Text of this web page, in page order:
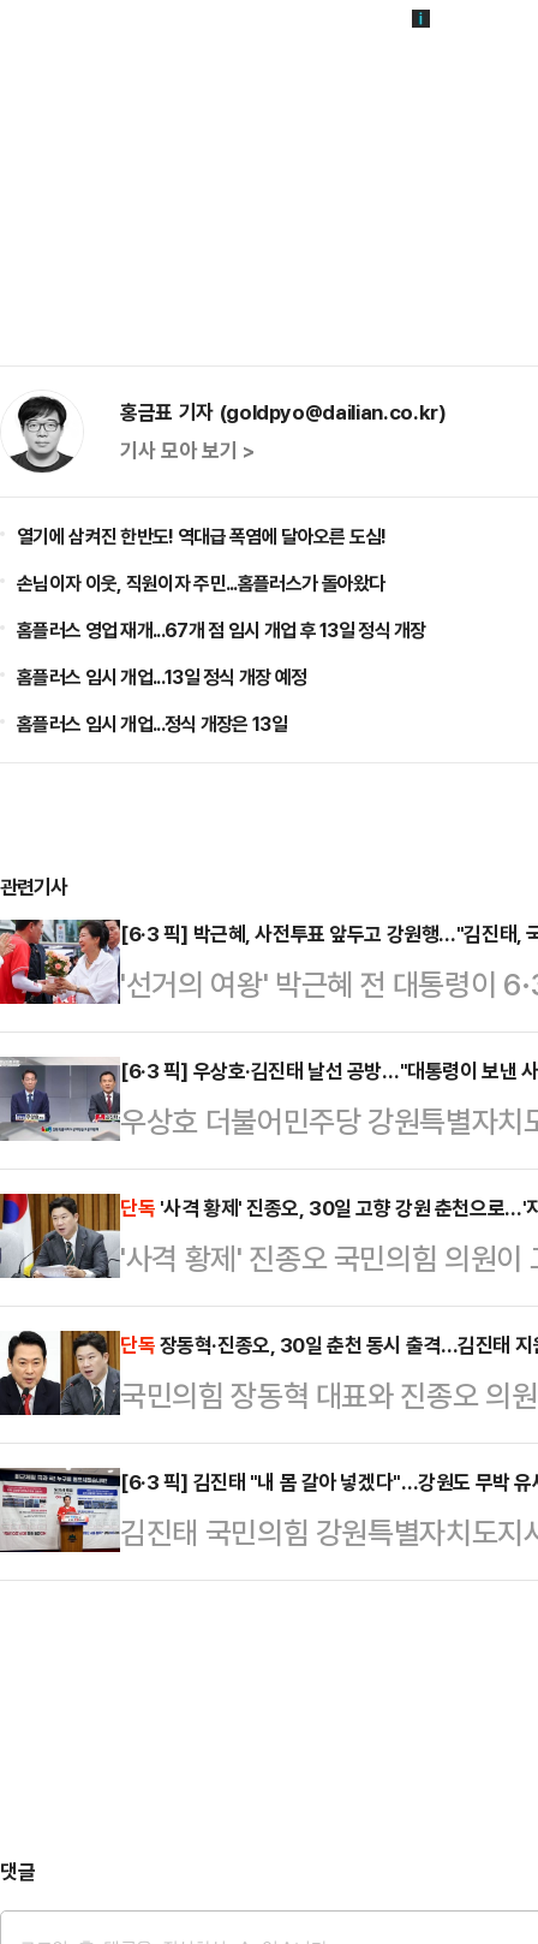
홍금표 기자 (goldpyo@dailian.co.kr)
기사 모아 보기 >
열기에 삼켜진 한반도! 역대급 폭염에 달아오른 도심!
손님이자 이웃, 직원이자 주민...홈플러스가 돌아왔다
홈플러스 영업 재개...67개 점 임시 개업 후 13일 정식 개장
홈플러스 임시 개업...13일 정식 개장 예정
홈플러스 임시 개업...정식 개장은 13일
관련기사
[6·3 픽] 박근혜, 사전투표 앞두고 강원행…"김진태,
'선거의 여왕' 박근혜 전 대통령이
강원도 원주와 횡성을 잇달아 방문
후보를 향한 전폭적인 지원 사격에
·경남)을 거쳐 강원권까지 아우르
대통령은 28일 낮 12시 5분께 강원
에 청바지 차림의 박 전 대통령이
지자들은 "대통령 박근혜"를 연호
에…
[6·3 픽] 우상호·김진태 날선 공방…"대통령이 보낸
우상호 더불어민주당 강원특별자
강원도지사 후보자 토론회에서 날
별자치도선거방송토론위원회가 주
이날 토론회에서는 '대통령이 보낸
원 현안 이해도, 기업 유치 구상 등
발언에서 우 후보의 선거 구호를 정
스터도 전부 다 대통령이 보낸 사람
보인지, 아빠찬스라는 말…
단독 '사격 황제' 진종오, 30일 고향 강원 춘천으로…'
'사격 황제' 진종오 국민의힘 의원
힘 강원도지사 후보 지원유세에 나
이자 춘천 사격 인프라 확충의 상징
면에 부각해 김 후보에 힘을 싣겠
를 종합하면, 진 의원은 오는 30일
께 유세차 순회에 나선 뒤 거리 유
에 앞서 자신의 고향을 찾는 만큼
접 만나며 스…
단독장동혁·진종오, 30일 춘천 동시 출격…김진태 지
국민의힘 장동혁 대표와 진종오 의
사 후보 지원을 위해 나란히 강원
훈 부산 북갑 국회의원 보궐선거 무
를 보였던 두 사람이 같은 날 같은
거 막판 춘천 현장에서 두 사람의
[6·3 픽] 김진태 "내 몸 갈아 넣겠다"…강원도 무박 유
김진태 국민의힘 강원특별자치도
인 무박 유세 돌입을 선언했다.김
댓글